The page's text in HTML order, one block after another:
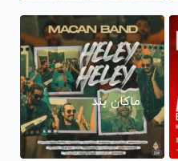
ماکان بند